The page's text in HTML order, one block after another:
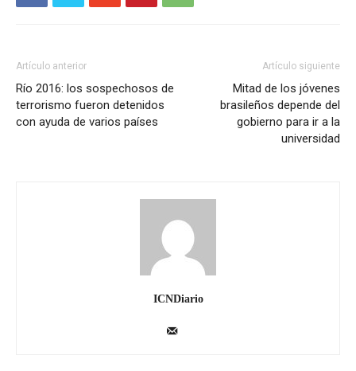
Artículo anterior
Río 2016: los sospechosos de
terrorismo fueron detenidos
con ayuda de varios países
Artículo siguiente
Mitad de los jóvenes
brasileños depende del
gobierno para ir a la
universidad
ICNDiario